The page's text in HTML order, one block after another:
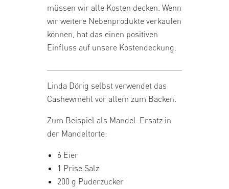
müssen wir alle Kosten decken. Wenn
wir weitere Nebenprodukte verkaufen
können, hat das einen positiven
Einfluss auf unsere Kostendeckung.
Linda Dörig selbst verwendet das
Cashewmehl vor allem zum Backen.
Zum Beispiel als Mandel-Ersatz in
der Mandeltorte:
6 Eier
1 Prise Salz
200 g Puderzucker